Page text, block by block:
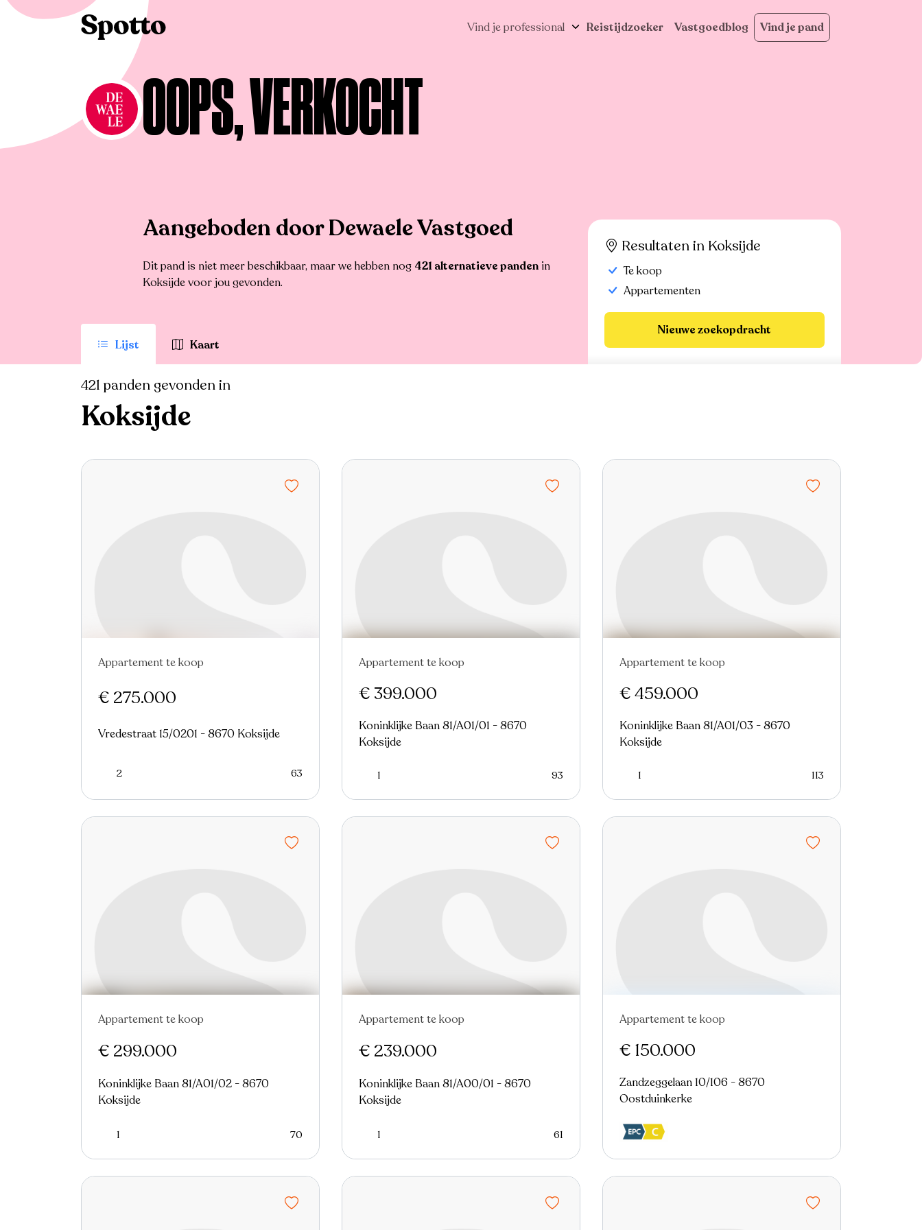
Vind je professional Reistijdzoeker Vastgoedblog Vind je pand
Te koop
OOPS, VERKOCHT
Aangeboden door Dewaele Vastgoed
Dit pand is niet meer beschikbaar, maar we hebben nog 421 alternatieve panden in
Koksijde voor jou gevonden.
Lijst Kaart
Resultaten in Koksijde
Te koop
Appartementen
Nieuwe zoekopdracht
421 panden gevonden in
Koksijde
Nieuw
Appartement te koop
€ 275.000
Vredestraat 15/0201 - 8670 Koksijde
2 63
Nieuw
Appartement te koop
€ 399.000
Koninklijke Baan 81/A01/01 - 8670
Koksijde
1 93
Nieuw
Appartement te koop
€ 459.000
Koninklijke Baan 81/A01/03 - 8670
Koksijde
1 113
Nieuw
Appartement te koop
€ 299.000
Koninklijke Baan 81/A01/02 - 8670
Koksijde
1 70
Nieuw
Appartement te koop
€ 239.000
Koninklijke Baan 81/A00/01 - 8670
Koksijde
1 61
Nieuw
Appartement te koop
€ 150.000
Zandzeggelaan 10/106 - 8670
Oostduinkerke